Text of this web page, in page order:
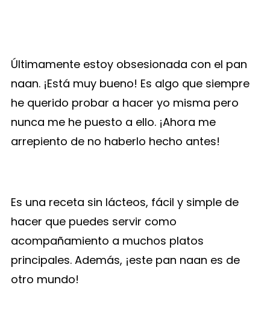
Últimamente estoy obsesionada con el pan
naan. ¡Está muy bueno! Es algo que siempre
he querido probar a hacer yo misma pero
nunca me he puesto a ello. ¡Ahora me
arrepiento de no haberlo hecho antes!
Es una receta sin lácteos, fácil y simple de
hacer que puedes servir como
acompañamiento a muchos platos
principales. Además, ¡este pan naan es de
otro mundo!